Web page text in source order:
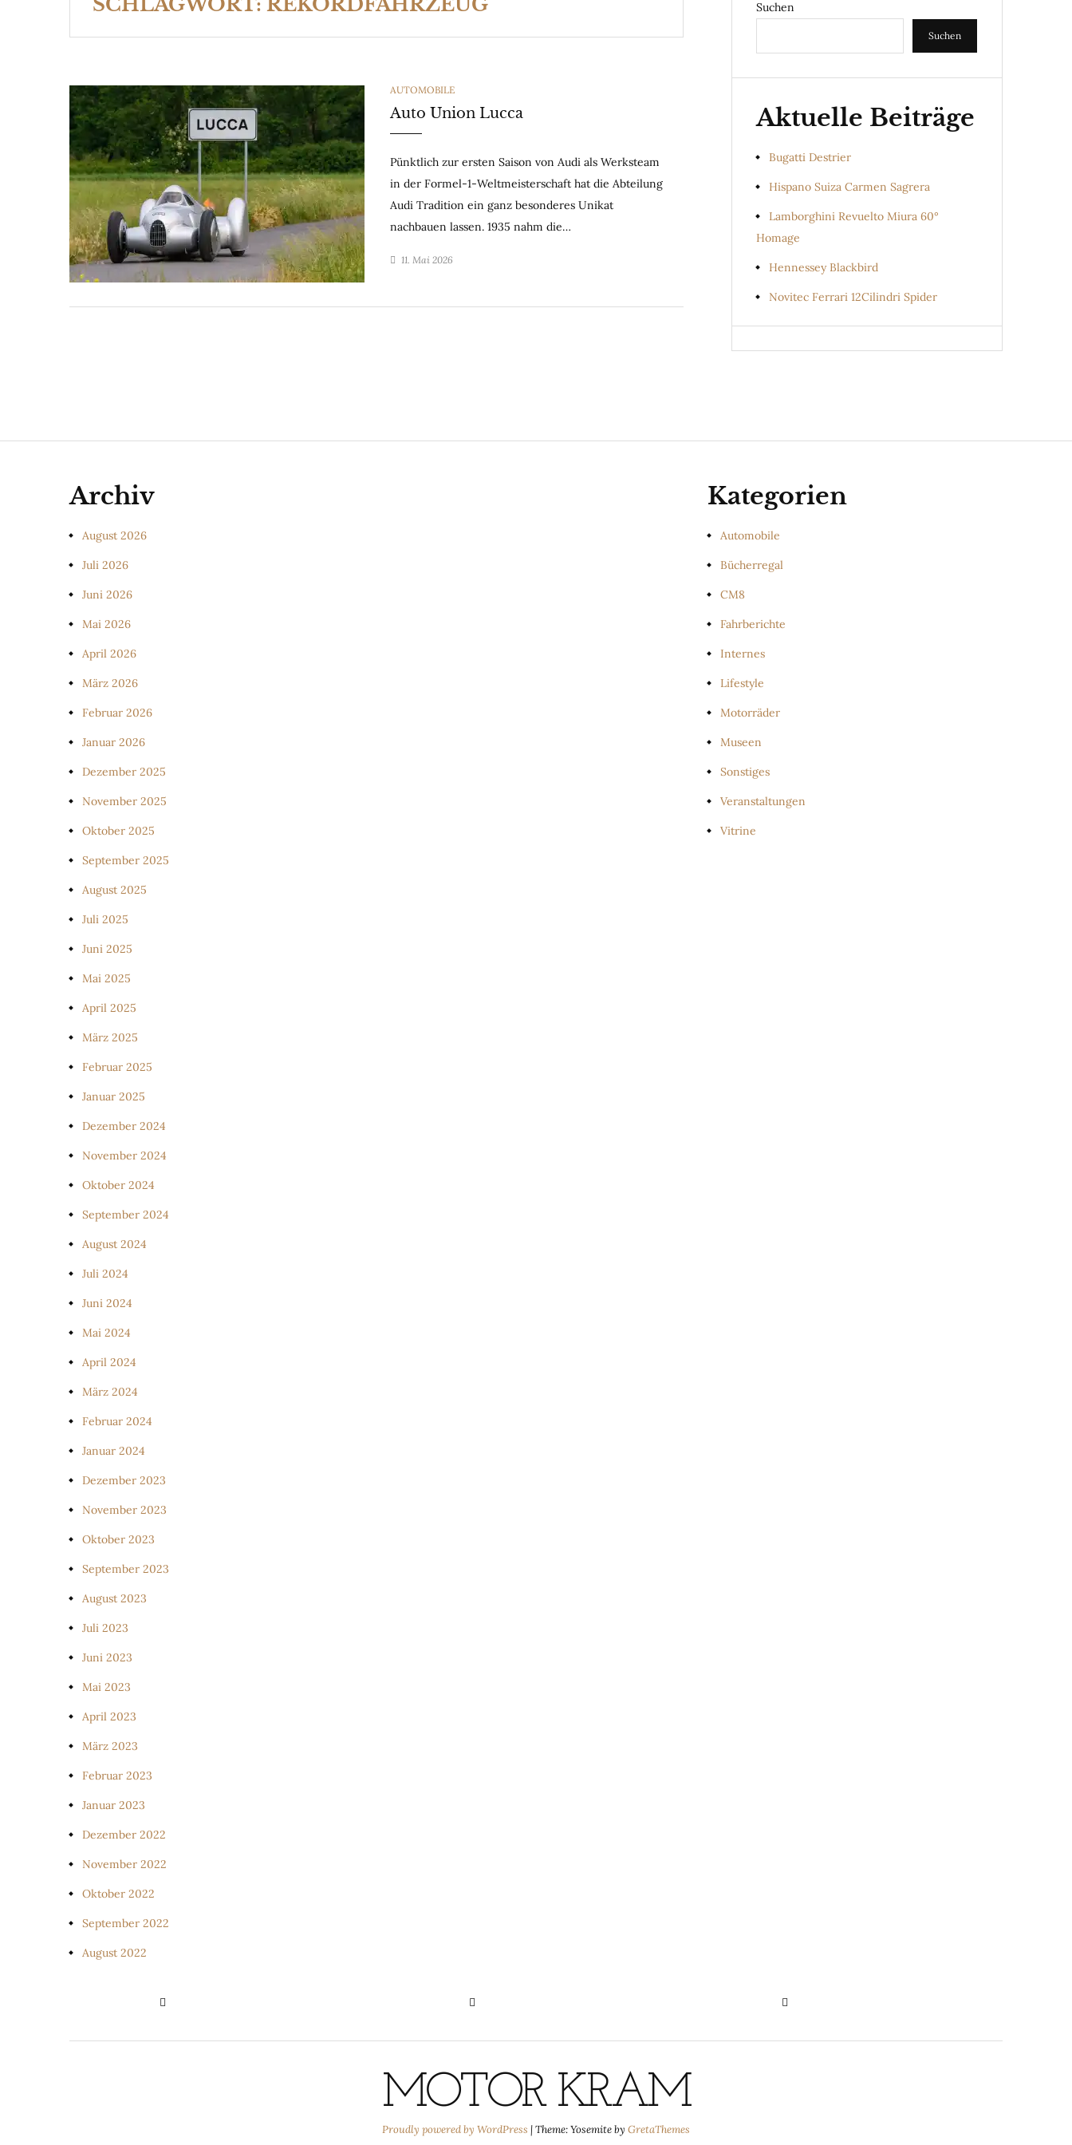
CATEGORIES
AUTOMOBILE
Auto Union Lucca
Pünktlich zur ersten Saison von Audi als Werksteam
in der Formel-1-Weltmeisterschaft hat die Abteilung
Audi Tradition ein ganz besonderes Unikat
nachbauen lassen. 1935 nahm die…
11. Mai 2026
Suchen
Suchen
Aktuelle Beiträge
Bugatti Destrier
Hispano Suiza Carmen Sagrera
Lamborghini Revuelto Miura 60°
Homage
Hennessey Blackbird
Novitec Ferrari 12Cilindri Spider
Archiv
August 2026
Juli 2026
Juni 2026
Mai 2026
April 2026
März 2026
Februar 2026
Januar 2026
Dezember 2025
November 2025
Oktober 2025
September 2025
August 2025
Juli 2025
Juni 2025
Mai 2025
April 2025
März 2025
Februar 2025
Januar 2025
Dezember 2024
November 2024
Oktober 2024
September 2024
August 2024
Juli 2024
Juni 2024
Mai 2024
April 2024
März 2024
Februar 2024
Januar 2024
Dezember 2023
November 2023
Oktober 2023
September 2023
August 2023
Juli 2023
Juni 2023
Mai 2023
April 2023
März 2023
Februar 2023
Januar 2023
Dezember 2022
November 2022
Oktober 2022
September 2022
August 2022
Kategorien
Automobile
Bücherregal
CM8
Fahrberichte
Internes
Lifestyle
Motorräder
Museen
Sonstiges
Veranstaltungen
Vitrine
MOTOR KRAM
Proudly powered by WordPress |Theme: Yosemite by GretaThemes